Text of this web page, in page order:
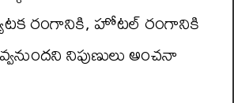
రంగానికి, హోటల్ రంగానికి
నిపుణులు అంచనా